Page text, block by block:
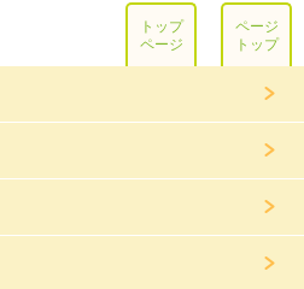
ページ
トップ
トップ
ページ